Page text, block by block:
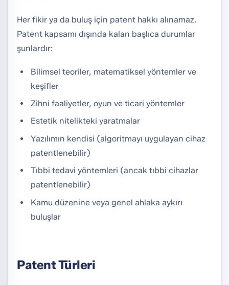
Her fikir ya da buluş için patent hakkı alınamaz.
Patent kapsamı dışında kalan başlıca durumlar
şunlardır:
Bilimsel teoriler, matematiksel yöntemler ve
keşifler
Zihni faaliyetler, oyun ve ticari yöntemler
Estetik nitelikteki yaratmalar
Yazılımın kendisi (algoritmayı uygulayan cihaz
patentlenebilir)
Tıbbi tedavi yöntemleri (ancak tıbbi cihazlar
patentlenebilir)
Kamu düzenine veya genel ahlaka aykırı
buluşlar
Patent Türleri